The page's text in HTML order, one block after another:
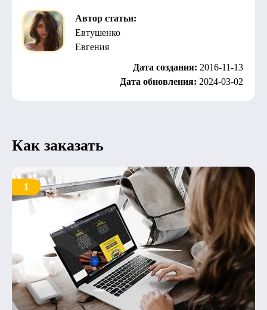
Автор статьи:
Евтушенко
Евгения
Дата создания: 2016-11-13
Дата обновления: 2024-03-02
Как заказать
1